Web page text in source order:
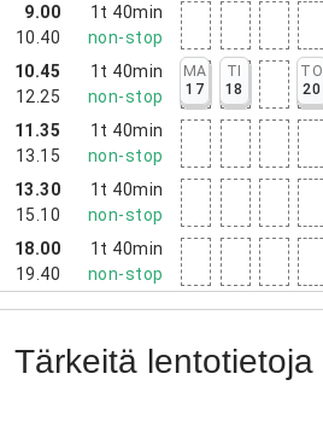
9.00
10.40
1t 40min
non-stop
10.45
12.25
1t 40min
non-stop
MA
17
TI
18
TO
20
11.35
13.15
1t 40min
non-stop
13.30
15.10
1t 40min
non-stop
18.00
19.40
1t 40min
non-stop
Tärkeitä lentotietoja